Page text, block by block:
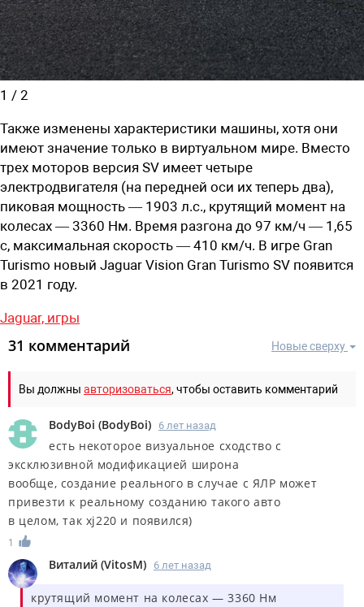
1 / 2
Также изменены характеристики машины, хотя они
имеют значение только в виртуальном мире. Вместо
трех моторов версия SV имеет четыре
электродвигателя (на передней оси их теперь два),
пиковая мощность — 1903 л.с., крутящий момент на
колесах — 3360 Нм. Время разгона до 97 км/ч — 1,65
с, максимальная скорость — 410 км/ч. В игре Gran
Turismo новый Jaguar Vision Gran Turismo SV появится
в 2021 году.
Jaguar, игры
Новые сверху
31 комментарий
Вы должны авторизоваться, чтобы оставить комментарий
BodyBoi (BodyBoi) 6 лет назад
есть некоторое визуальное сходство с
эксклюзивной модификацией широна
вообще, создание реального в случае с ЯЛР может
привезти к реальному созданию такого авто
в целом, так xj220 и появился)
1
Виталий (VitosM) 6 лет назад
крутящий момент на колесах — 3360 Нм